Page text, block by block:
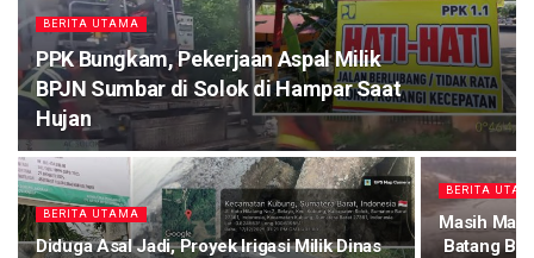
BERITA UTAMA
PPK Bungkam, Pekerjaan Aspal Milik
BPJN Sumbar di Solok di Hampar Saat
Hujan
BERITA UTAMA
Diduga Asal Jadi, Proyek Irigasi Milik Dinas
BERITA
Masih
Batang